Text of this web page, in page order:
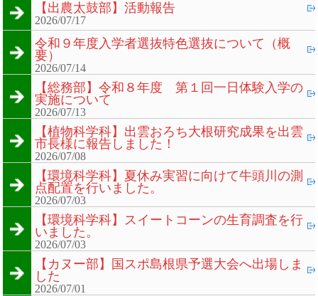
【出農太鼓部】活動報告
2026/07/17
令和９年度入学者選抜特色選抜について（概
要）
2026/07/14
【総務部】令和８年度 第１回一日体験入学の
実施について
2026/07/13
【植物科学科】出雲おろち大根研究成果を出雲
市長様に報告しました！
2026/07/08
【環境科学科】夏休み実習に向けて牛頭川の測
点配置を行いました。
2026/07/03
【環境科学科】スイートコーンの生育調査を行
いました。
2026/07/03
【カヌー部】国スポ島根県予選大会へ出場しま
した
2026/07/01